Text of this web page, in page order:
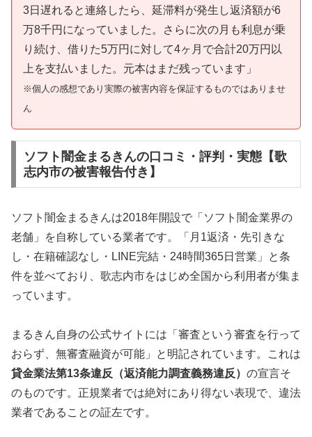
3日遅れると連絡したら、延滞料が発生し返済額が6
万8千円になっていました。さらに次の月も利息が乗
り続け、借りた5万円に対して4ヶ月で合計20万円以
上を支払いました。元本はまだ残っています」
※個人の感想であり実際の被害内容を保証するものではありませ
ん
ソフト闇金まるきんの口コミ・評判・実態【歌
志内市の被害報告付き】
ソフト闇金まるきんは2018年開設で「ソフト闇金業界の
老舗」を自称している業者です。「月1返済・先引きな
し・在籍確認なし・LINE完結・24時間365日営業」と条
件を並べており、歌志内市をはじめ全国から利用者が集ま
っています。
まるきん自身の公式サイトには「審査という審査を行って
おらず、無審査融資が可能」と明記されています。これは
貸金業法第13条違反（返済能力調査義務違反） の宣言そ
のものです。正規業者では絶対にあり得ない表現で、違法
業者であることの証左です。